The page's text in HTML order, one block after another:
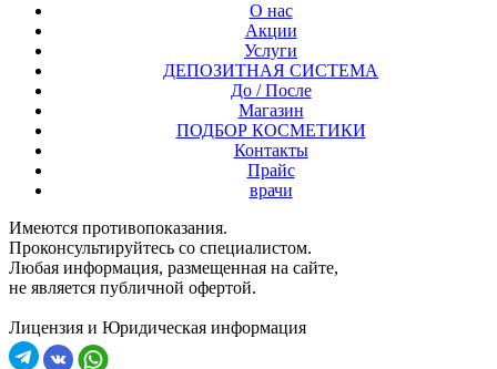
О нас
Акции
Услуги
ДЕПОЗИТНАЯ СИСТЕМА
До / После
Магазин
ПОДБОР КОСМЕТИКИ
Контакты
Прайс
врачи
Имеются противопоказания.
Проконсультируйтесь со специалистом.
Любая информация, размещенная на сайте,
не является публичной офертой.
Лицензия и Юридическая информация